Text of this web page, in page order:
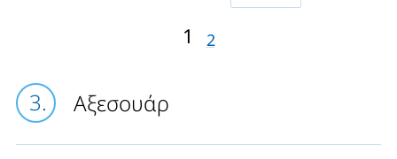
1 2
Αξεσουάρ